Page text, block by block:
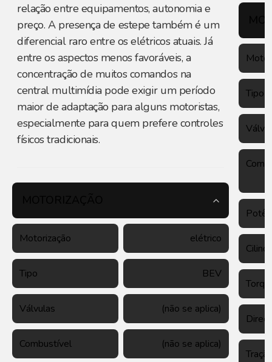
relação entre equipamentos, autonomia e
preço. A presença de estepe também é um
diferencial raro entre os elétricos atuais. Já
entre os aspectos menos favoráveis, a
concentração de muitos comandos na
central multimídia pode exigir um período
maior de adaptação para alguns motoristas,
especialmente para quem prefere controles
físicos tradicionais.
Motorização elétrico
Tipo BEV
Válvulas (não se aplica)
Combustível (não se aplica)
Tipo